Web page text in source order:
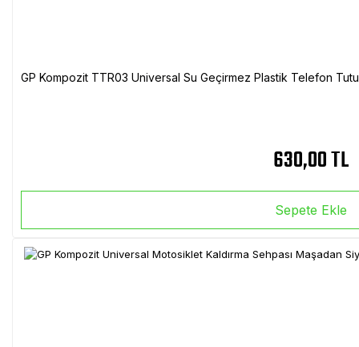
GP Kompozit TTR03 Universal Su Geçirmez Plastik Telefon
630,00 TL
Sepete Ekle